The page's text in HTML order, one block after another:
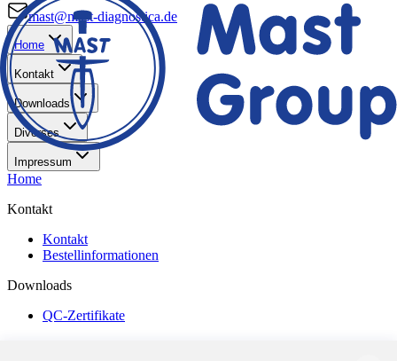
mast@mast-diagnostica.de
Home
Kontakt
Downloads
Diverses
Impressum
Home
Kontakt
Kontakt
Bestellinformationen
Downloads
QC-Zertifikate